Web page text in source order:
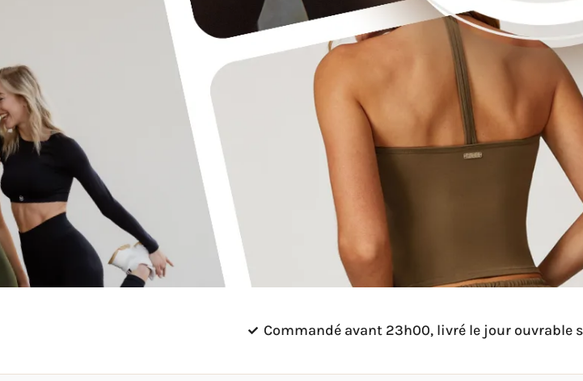
Commandé avant 23h00, livré le jour ouvrable